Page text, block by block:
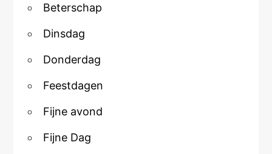
Beterschap
Dinsdag
Donderdag
Feestdagen
Fijne avond
Fijne Dag